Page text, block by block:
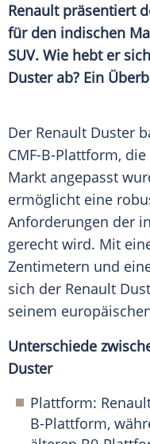
Renault präsentiert
für den indischen
SUV. Wie hebt er
Duster ab? Ein
Der Renault Duster
CMF-B-Plattform,
Markt angepasst
ermöglicht eine
Anforderungen der
gerecht wird. Mit
Zentimetern und
sich der Renault
seinem
Unterschiede
Duster
Plattform:
B-Plattform,